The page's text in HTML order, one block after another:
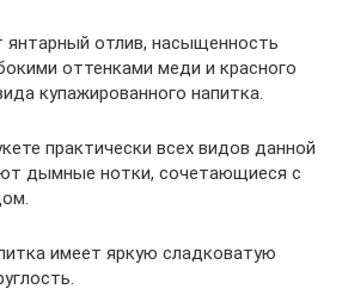
янтарный отлив, насыщенность
оттенками меди и красного
купажированного напитка.
практически всех видов данной
дымные нотки, сочетающиеся с
имеет яркую сладковатую